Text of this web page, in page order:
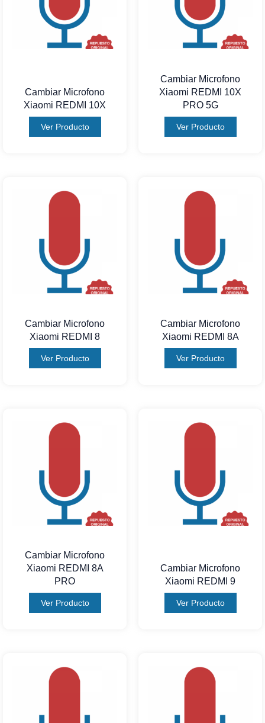
Cambiar Microfono
Xiaomi REDMI 10X
Ver Producto
Cambiar Microfono
Xiaomi REDMI 10X
PRO 5G
Ver Producto
Cambiar Microfono
Xiaomi REDMI 8
Ver Producto
Cambiar Microfono
Xiaomi REDMI 8A
Ver Producto
Cambiar Microfono
Xiaomi REDMI 8A
PRO
Ver Producto
Cambiar Microfono
Xiaomi REDMI 9
Ver Producto